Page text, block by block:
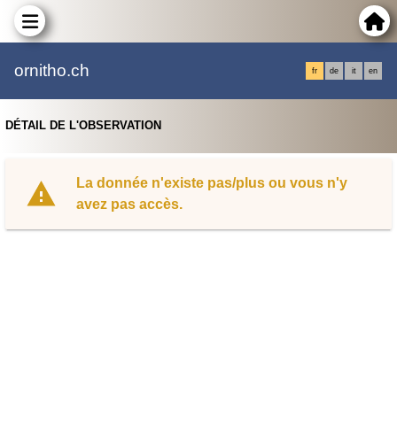
ornitho.ch fr de it en
DÉTAIL DE L'OBSERVATION
La donnée n'existe pas/plus ou vous n'y
avez pas accès.